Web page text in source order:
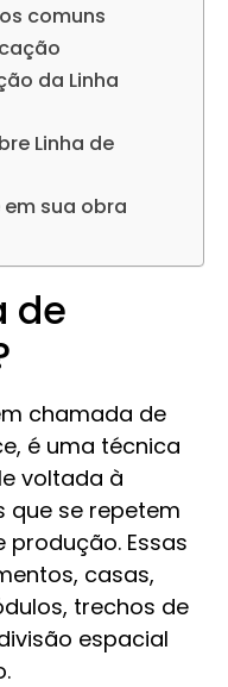
comuns
da Linha
Linha de
sua obra
de
chamada de
é uma técnica
voltada à
que se repetem
Essas
casas,
trechos de
espacial